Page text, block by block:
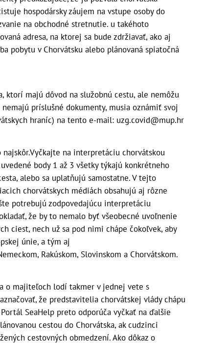
hospodársky záujem na vstupe osoby do
na obchodné stretnutie. u takéhoto
adresa, na ktorej sa bude zdržiavať, ako aj
pobytu v Chorvátsku alebo plánovaná spiatočná
ktorí majú dôvod na služobnú cestu, ale nemôžu
príslušné dokumenty, musia oznámiť svoj
hraníc) na tento e-mail: uzg.covid@mup.hr
najskôr.Vyčkajte na interpretáciu chorvátskou
body 1 až 3 všetky týkajú konkrétneho
alebo sa uplatňujú samostatne. V tejto
chorvátskych médiách obsahujú aj rôzne
potrebujú zodpovedajúcu interpretáciu
že by to nemalo byť všeobecné uvoľnenie
ciest, nech už sa pod nimi chápe čokoľvek, aby
únie, a tým aj
Rakúskom, Slovinskom a Chorvátskom.
o majiteľoch lodí takmer v jednej vete s
že predstavitelia chorvátskej vlády chápu
SeaHelp preto odporúča vyčkať na ďalšie
cestou do Chorvátska, ak cudzinci
cestovných obmedzení. Ako dôkaz o